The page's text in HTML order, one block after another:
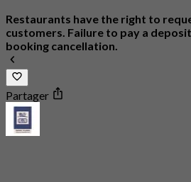
Restaurants have the right to
customers. Failure to pay a
booking cancellation.
Partager